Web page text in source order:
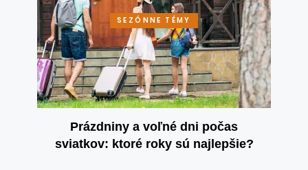
SEZÓNNE TÉMY
Prázdniny a voľné dni počas
sviatkov: ktoré roky sú najlepšie?